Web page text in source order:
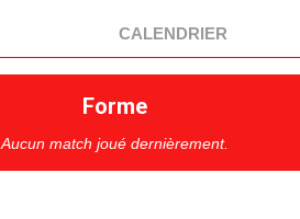
CALENDRIER
Forme
Aucun match joué dernièrement.